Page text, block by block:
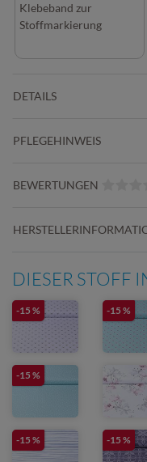
Klebeband zur
Stoffmarkierung
DETAILS
PFLEGEHINWEIS
BEWERTUNGEN
DIESER STOFF
-15 % -15 %
-15 %
-15 % -15 %